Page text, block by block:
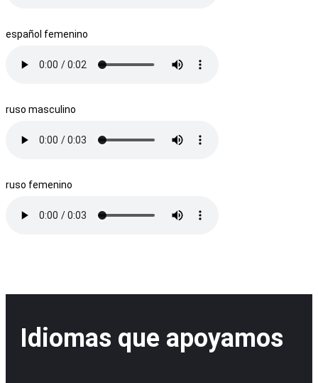
español femenino
ruso masculino
ruso femenino
Idiomas que apoyamos